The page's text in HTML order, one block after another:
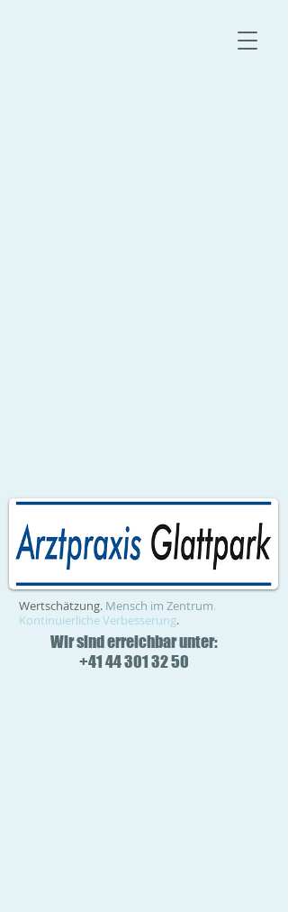
Wertschätzung. Mensch im Zentrum.
Kontinuierliche Verbesserung.
Wir sind erreichbar unter:
+41 44 301 32 50